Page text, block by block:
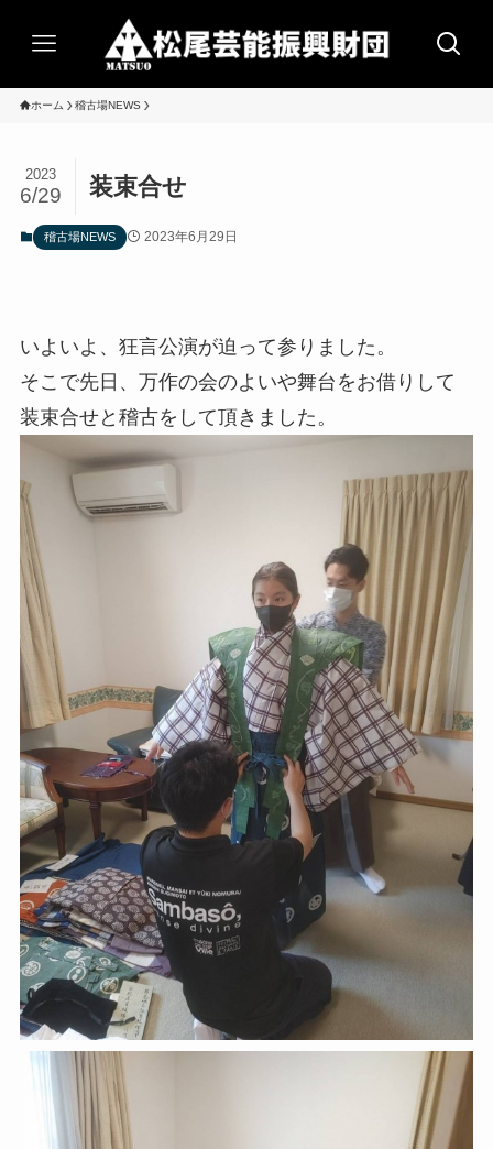
ホーム 稽古場NEWS
装束合せ
2023
6/29
稽古場NEWS 2023年6月29日
いよいよ、狂言公演が迫って参りました。
そこで先日、万作の会のよいや舞台をお借りして
装束合せと稽古をして頂きました。